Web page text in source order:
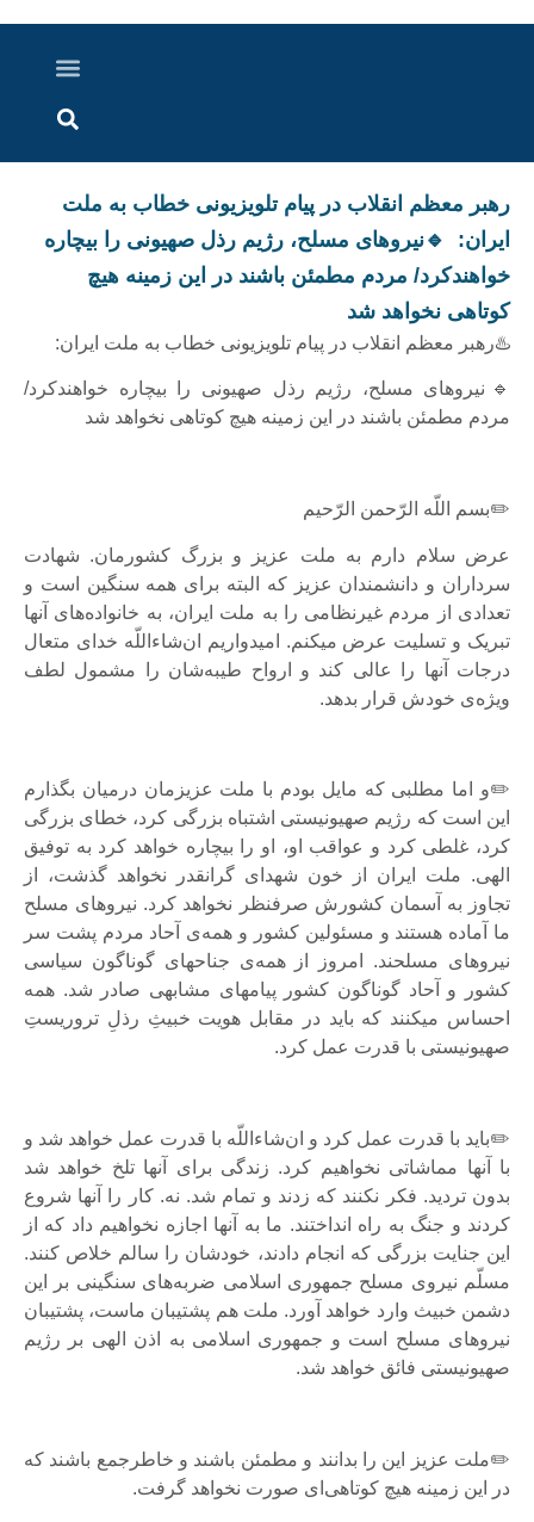
رهبر معظم انقلاب در پیام تلویزیونی خطاب به ملت
ایران: 🔹️نیروهای مسلح، رژیم رذل صهیونی را بیچاره
خواهندکرد/ مردم مطمئن باشند در این زمینه هیچ
کوتاهی نخواهد شد
♨️رهبر معظم انقلاب در پیام تلویزیونی خطاب به ملت ایران:
🔹️نیروهای مسلح، رژیم رذل صهیونی را بیچاره خواهندکرد/
مردم مطمئن باشند در این زمینه هیچ کوتاهی نخواهد شد
✏️بسم اللّه الرّحمن الرّحیم
عرض سلام دارم به ملت عزیز و بزرگ کشورمان. شهادت
سرداران و دانشمندان عزیز که البته برای همه سنگین است و
تعدادی از مردم غیرنظامی را به ملت ایران، به خانواده‌ها‌ی آنها
تبریک و تسلیت عرض میکنم. امیدواریم ان‌شاءاللّه خدای متعال
درجات آنها را عالی کند و ارواح طیبه‌شان را مشمول لطف
ویژه‌ی خودش قرار بدهد.
✏️و اما مطلبی که مایل بودم با ملت عزیزمان درمیان بگذارم
این است که رژیم صهیونیستی اشتباه بزرگی کرد، خطای بزرگی
کرد، غلطی کرد و عواقب او، او را بیچاره خواهد کرد به توفیق
الهی. ملت ایران از خون شهدای گرانقدر نخواهد گذشت، از
تجاوز به آسمان کشورش صرفنظر نخواهد کرد. نیروهای مسلح
ما آماده هستند و مسئولین کشور و همه‌ی آحاد مردم پشت سر
نیروهای مسلحند. امروز از همه‌ی جناحهای گوناگون سیاسی
کشور و آحاد گوناگون کشور پیامهای مشابهی صادر شد. همه
احساس میکنند که باید در مقابل هویت خبیثِ رذلِ تروریستِ
صهیونیستی با قدرت عمل کرد.
✏️باید با قدرت عمل کرد و ان‌شاءاللّه با قدرت عمل خواهد شد و
با آنها مماشاتی نخواهیم کرد. زندگی برای آنها تلخ خواهد شد
بدون تردید. فکر نکنند که زدند و تمام شد. نه. کار را آنها شروع
کردند و جنگ به راه انداختند. ما به آنها اجازه نخواهیم داد که از
این جنایت بزرگی که انجام دادند، خودشان را سالم خلاص کنند.
مسلّم نیروی مسلح جمهوری اسلامی ضربه‌های سنگینی بر این
دشمن خبیث وارد خواهد آورد. ملت هم پشتیبان ماست، پشتیبان
نیروهای مسلح است و جمهوری اسلامی به اذن الهی بر رژیم
صهیونیستی فائق خواهد شد.
✏️ملت عزیز این را بدانند و مطمئن باشند و خاطرجمع باشند که
در این زمینه هیچ کوتاهی‌ای صورت نخواهد گرفت.